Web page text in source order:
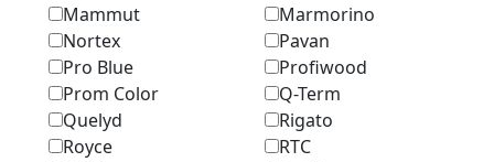
Mammut
Marmоrino
Nortex
Pavan
Pro Blue
Profiwood
Prom Color
Q-Term
Quelyd
Rigato
Royce
RTC